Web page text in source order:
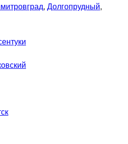
, Долгопрудный,